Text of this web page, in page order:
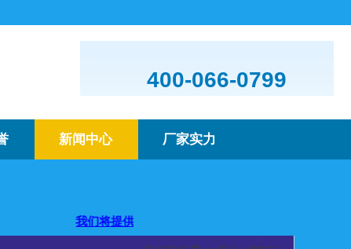
400-066-0799
新闻中心 厂家实力
！ 我们将提供优质的产品及服务，欢迎咨询购买